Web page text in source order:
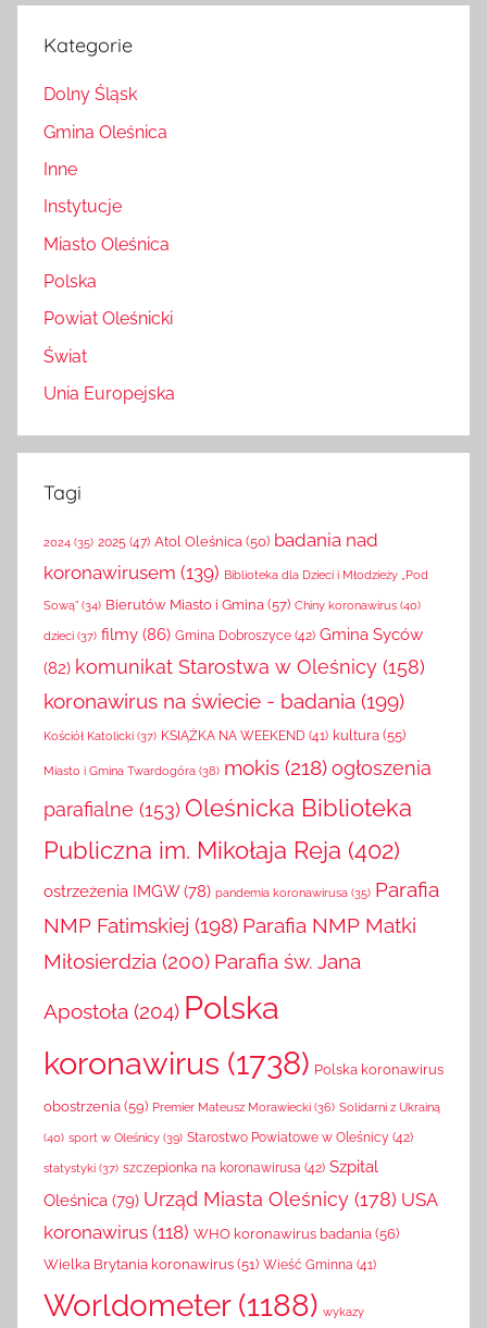
Kategorie
Dolny Śląsk
Gmina Oleśnica
Inne
Instytucje
Miasto Oleśnica
Polska
Powiat Oleśnicki
Świat
Unia Europejska
Tagi
2024 (35) 2025 (47) Atol Oleśnica (50) badania nad
koronawirusem (139) Biblioteka dla Dzieci i Młodzieży „Pod
Sową” (34) Bierutów Miasto i Gmina (57) Chiny koronawirus (40)
dzieci (37) filmy (86) Gmina Dobroszyce (42) Gmina Syców
(82) komunikat Starostwa w Oleśnicy (158)
koronawirus na świecie - badania (199)
Kościół Katolicki (37) KSIĄŻKA NA WEEKEND (41) kultura (55)
Miasto i Gmina Twardogóra (38) mokis (218)ogłoszenia
parafialne (153) Oleśnicka Biblioteka
Publiczna im. Mikołaja Reja (402)
ostrzeżenia IMGW (78) pandemia koronawirusa (35) Parafia
NMP Fatimskiej (198) Parafia NMP Matki
Miłosierdzia (200) Parafia św. Jana
Apostoła (204) Polska
koronawirus (1738) Polska koronawirus
obostrzenia(59) Premier Mateusz Morawiecki (36) Solidarni z Ukrainą
(40) sport w Oleśnicy (39) Starostwo Powiatowe w Oleśnicy (42)
statystyki (37) szczepionka na koronawirusa (42) Szpital
Oleśnica (79) Urząd Miasta Oleśnicy (178) USA
koronawirus (118) WHO koronawirus badania (56)
Wielka Brytania koronawirus (51) Wieść Gminna (41)
Worldometer(1188) wykazy